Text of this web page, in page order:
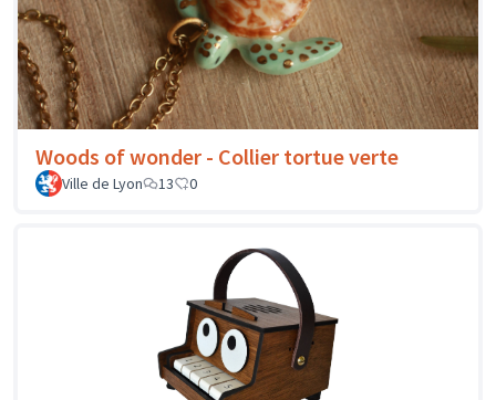
Woods of wonder - Collier tortue verte
Ville de Lyon 13 0